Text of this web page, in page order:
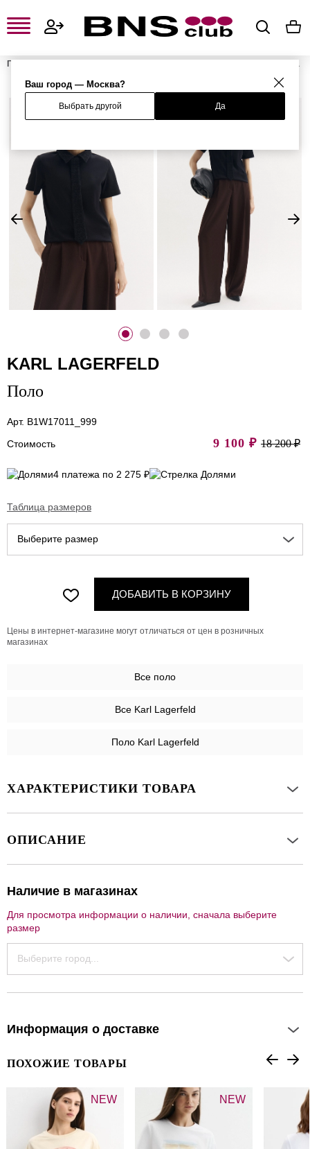
Ваш город — Москва?
Выбрать другой Да
Главная
Женская одежда
%
KARL LAGERFELD
Поло
Арт. B1W17011_999
Стоимость
9 100 ₽ 18 200 ₽
4 платежа по 2 275 ₽
Таблица размеров
Выберите размер
ДОБАВИТЬ В КОРЗИНУ
Цены в интернет-магазине могут отличаться от цен в розничных
магазинах
Все поло
Все Karl Lagerfeld
Поло Karl Lagerfeld
ХАРАКТЕРИСТИКИ ТОВАРА
ОПИСАНИЕ
Наличие в магазинах
Для просмотра информации о наличии, сначала выберите
размер
Выберите город...
Информация о доставке
ПОХОЖИЕ ТОВАРЫ
NEW NEW